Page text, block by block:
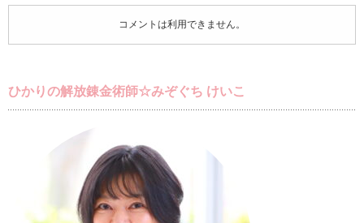
コメントは利用できません。
ひかりの解放錬金術師☆みぞぐち けいこ